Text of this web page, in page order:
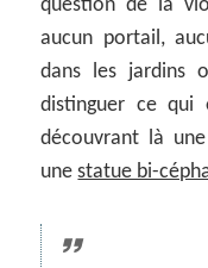
question de la
aucun portail,
dans les jardins
distinguer ce
découvrant là une
unestatue bi-